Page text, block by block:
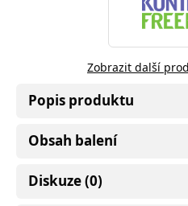
Zobrazit další
Popis produktu
Obsah balení
Diskuze (0)